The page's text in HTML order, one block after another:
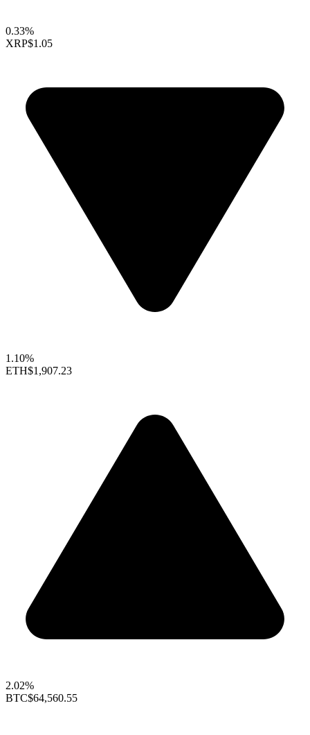
0.33%
XRP$1.05
1.10%
ETH$1,907.23
2.02%
BTC$64,560.55